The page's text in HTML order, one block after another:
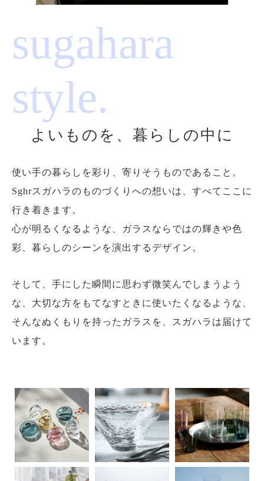
sugahara
style.
よいものを、暮らしの中に
使い手の暮らしを彩り、寄りそうものであること。
Sghrスガハラのものづくりへの想いは、すべてここに
行き着きます。
心が明るくなるような、ガラスならではの輝きや色
彩、暮らしのシーンを演出するデザイン。
そして、手にした瞬間に思わず微笑んでしまうよう
な、大切な方をもてなすときに使いたくなるような、
そんなぬくもりを持ったガラスを、スガハラは届けて
います。